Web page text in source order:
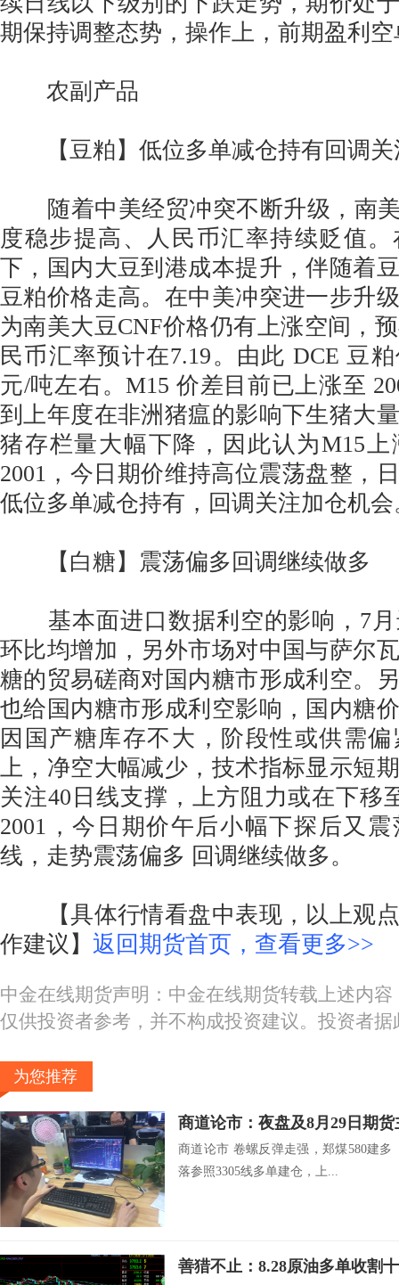
期保持调整态势，操作上，前期盈利
农副产品
【豆粕】低位多单减仓持有回调关
随着中美经贸冲突不断升级，南美
度稳步提高、人民币汇率持续贬值
下，国内大豆到港成本提升，伴随着
豆粕价格走高。在中美冲突进一步升
为南美大豆CNF价格仍有上涨空间，
民币汇率预计在7.19。由此 DCE 豆
元/吨左右。M15 价差目前已上涨至
到上年度在非洲猪瘟的影响下生猪大
猪存栏量大幅下降，因此认为M15
2001，今日期价维持高位震荡盘整，
低位多单减仓持有，回调关注加仓机会
【白糖】震荡偏多回调继续做多
基本面进口数据利空的影响，7月
环比均增加，另外市场对中国与萨尔
糖的贸易磋商对国内糖市形成利空。
也给国内糖市形成利空影响，国内糖
因国产糖库存不大，阶段性或供需
上，净空大幅减少，技术指标显示短
关注40日线支撑，上方阻力或在下移
2001，今日期价午后小幅下探后又
线，走势震荡偏多 回调继续做多。
【具体行情看盘中表现，以上观点
作建议】 返回期货首页，查看更多>>
中金在线期货声明：中金在线期货转载上述内
仅供投资者参考，并不构成投资建议。投资者
为您推荐
商道论市：夜盘及8月29日期
商道论市 卷螺反弹走强，郑煤580建
落参照3305线多单建仓，上...